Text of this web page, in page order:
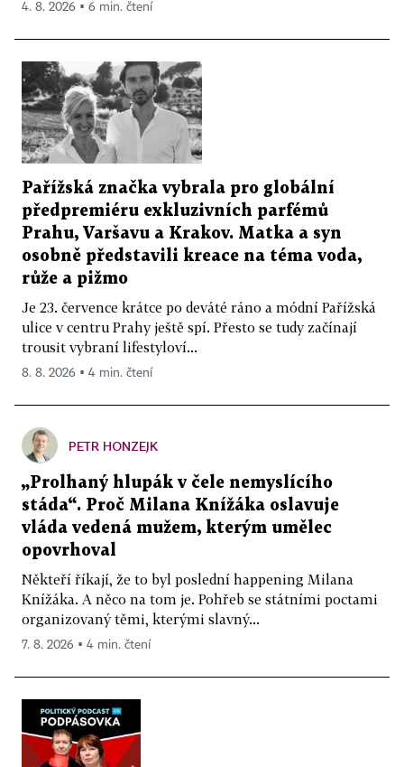
4. 8. 2026 ▪ 6 min. čtení
Pařížská značka vybrala pro globální
předpremiéru exkluzivních parfémů
Prahu, Varšavu a Krakov. Matka a syn
osobně představili kreace na téma voda,
růže a pižmo
Je 23. července krátce po deváté ráno a módní Pařížská
ulice v centru Prahy ještě spí. Přesto se tudy začínají
trousit vybraní lifestyloví...
8. 8. 2026 ▪ 4 min. čtení
PETR HONZEJK
„Prolhaný hlupák v čele nemyslícího
stáda“. Proč Milana Knížáka oslavuje
vláda vedená mužem, kterým umělec
opovrhoval
Někteří říkají, že to byl poslední happening Milana
Knížáka. A něco na tom je. Pohřeb se státními poctami
organizovaný těmi, kterými slavný...
7. 8. 2026 ▪ 4 min. čtení